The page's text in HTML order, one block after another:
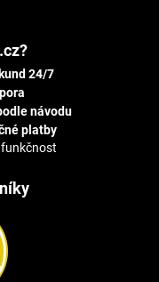
24/7
návodu
platby